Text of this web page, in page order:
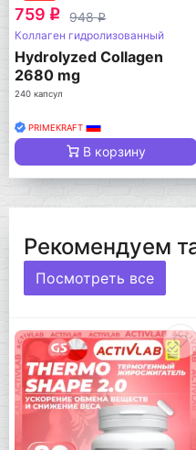
759 q 948q
Коллаген гидролизованный
Hydrolyzed Collagen
2680 mg
240 капсул
PRIMEKRAFT
В корзину
Рекомендуем
Посмотреть все